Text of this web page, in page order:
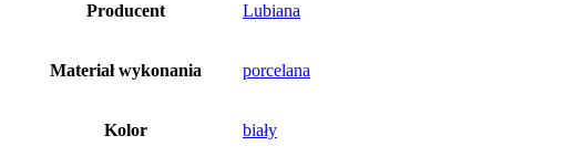
Producent Lubiana
Materiał wykonania porcelana
Kolor biały